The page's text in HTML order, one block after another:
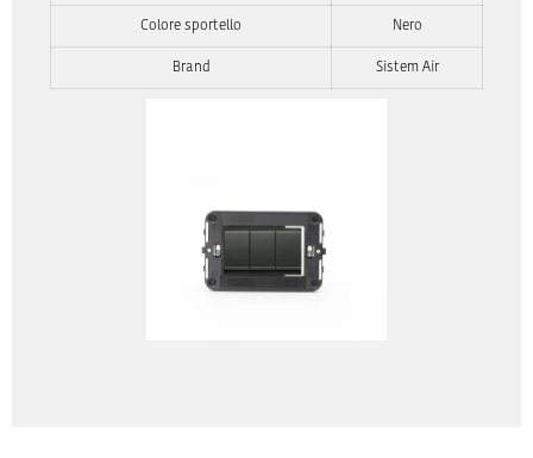
Colore sportello Nero
Brand Sistem Air